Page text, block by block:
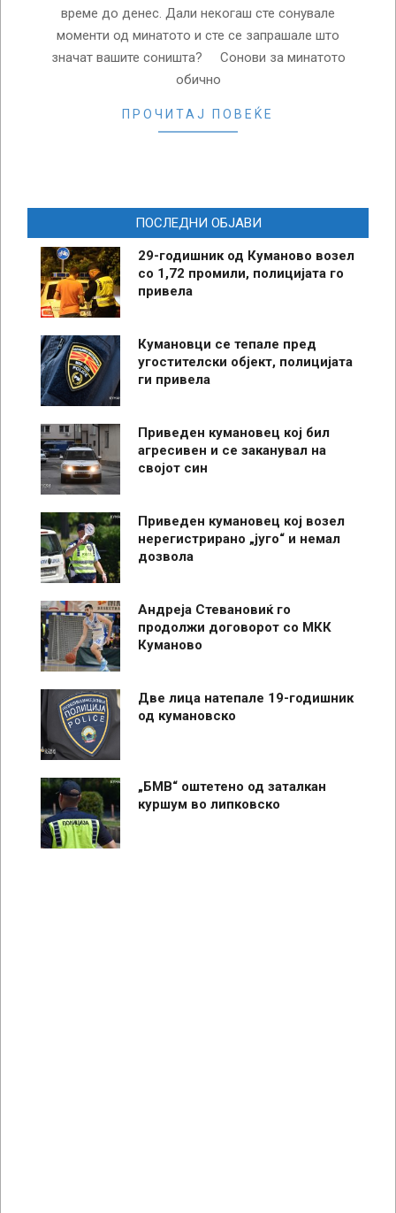
време до денес. Дали некогаш сте сонувале
моменти од минатото и сте се запрашале што
значат вашите соништа? Сонови за минатото
обично
ПРОЧИТАЈ ПОВЕЌЕ
ПОСЛЕДНИ ОБЈАВИ
29-годишник од Куманово возел
со 1,72 промили, полицијата го
привела
Кумановци се тепале пред
угостителски објект, полицијата
ги привела
Приведен кумановец кој бил
агресивен и се заканувал на
својот син
Приведен кумановец кој возел
нерегистрирано „југо“ и немал
дозвола
Андреја Стевановиќ го
продолжи договорот со МКК
Куманово
Две лица натепале 19-годишник
од кумановско
„БМВ“ оштетено од заталкан
куршум во липковско